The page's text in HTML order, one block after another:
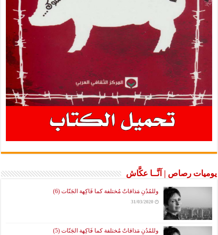
يوميات رصاص | آنَّــا عكَّاش
وللمُدُنِ مَذاقاتٌ مُختلفة كما فَاكِهة الجَنّات (6)
31/03/2020
وللمُدُنِ مَذاقاتٌ مُختلفة كما فَاكِهة الجَنّات (5)